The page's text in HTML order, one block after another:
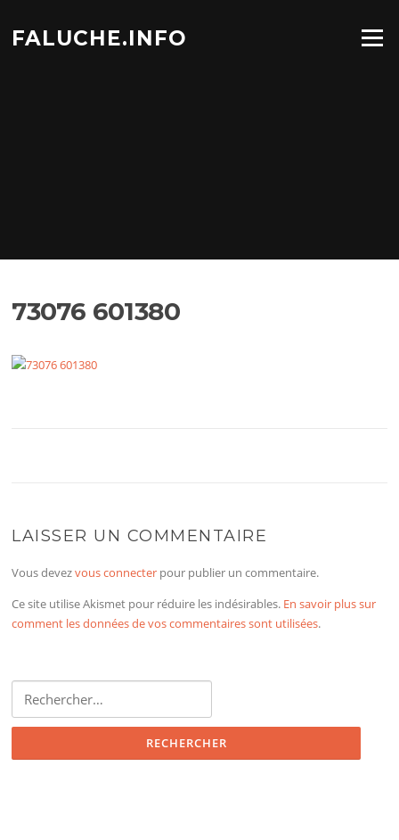
contenu
FALUCHE.INFO Menu
73076 601380
LAISSER UN COMMENTAIRE
Vous devezvous connecter pour publier un commentaire.
Ce site utilise Akismet pour réduire les indésirables. En savoir plus sur
comment les données de vos commentaires sont utilisées.